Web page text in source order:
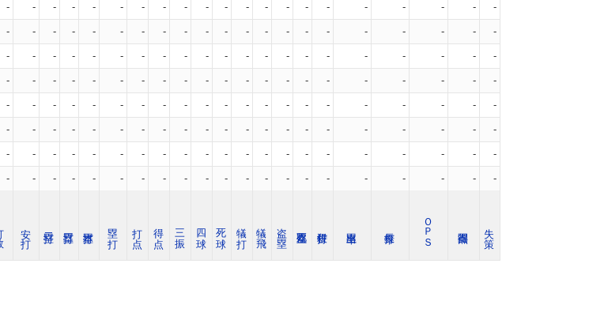
- - - - - - - - - - - - - - - - - - - - -
- - - - - - - - - - - - - - - - - - - - -
- - - - - - - - - - - - - - - - - - - - -
- - - - - - - - - - - - - - - - - - - - -
- - - - - - - - - - - - - - - - - - - - -
- - - - - - - - - - - - - - - - - - - - -
- - - - - - - - - - - - - - - - - - - - -
- - - - - - - - - - - - - - - - - - - - -
ＯＰＳ